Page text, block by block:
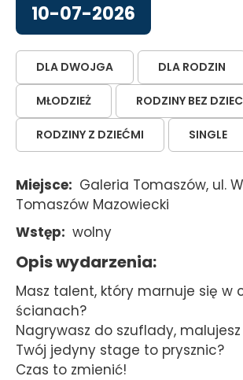
10-07-2026
DLA DWOJGA DLA RODZIN
MŁODZIEŻ RODZINY BEZ
RODZINY Z DZIEĆMI SINGLE
Miejsce
Galeria Tomaszów, ul.
Tomaszów Mazowiecki
Wstęp
wolny
Opis wydarzenia
Masz talent, który marnuje się w
ścianach?
Nagrywasz do szuflady,
Twój jedyny stage to prysznic?
Czas to zmienić!